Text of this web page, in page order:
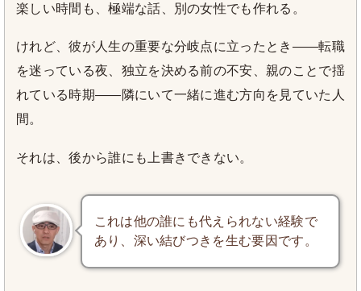
楽しい時間も、極端な話、別の女性でも作れる。
けれど、彼が人生の重要な分岐点に立ったとき——転職
を迷っている夜、独立を決める前の不安、親のことで揺
れている時期——隣にいて一緒に進む方向を見ていた人
間。
それは、後から誰にも上書きできない。
これは他の誰にも代えられない経験で
あり、深い結びつきを生む要因です。